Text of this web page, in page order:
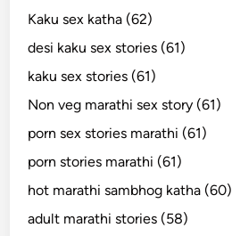
Kaku sex katha (62)
desi kaku sex stories (61)
kaku sex stories (61)
Non veg marathi sex story (61)
porn sex stories marathi (61)
porn stories marathi (61)
hot marathi sambhog katha (60)
adult marathi stories (58)